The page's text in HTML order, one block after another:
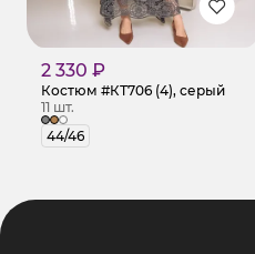
2 330 ₽
Костюм #КТ706 (4), серый
11 шт.
44/46